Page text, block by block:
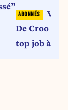
De Croo
top job à